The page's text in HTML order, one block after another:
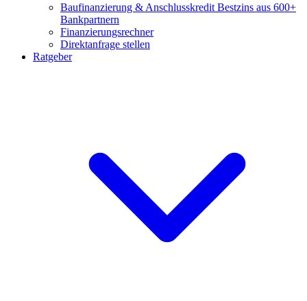
Baufinanzierung & Anschlusskredit Bestzins aus 600+
Bankpartnern
Finanzierungsrechner
Direktanfrage stellen
Ratgeber